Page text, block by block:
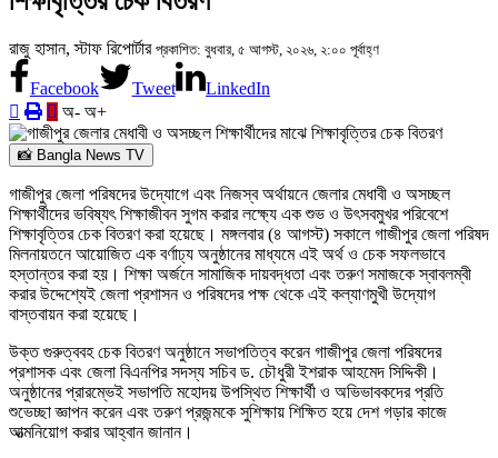
রাজু হাসান, স্টাফ রিপোর্টার প্রকাশিত: বুধবার, ৫ আগস্ট, ২০২৬, ২:০০ পূর্বাহ্ণ
Facebook Tweet
LinkedIn
অ- অ+
📸 Bangla News TV
গাজীপুর জেলা পরিষদের উদ্যোগে এবং নিজস্ব অর্থায়নে জেলার মেধাবী ও অসচ্ছল
শিক্ষার্থীদের ভবিষ্যৎ শিক্ষাজীবন সুগম করার লক্ষ্যে এক শুভ ও উৎসবমুখর পরিবেশে
শিক্ষাবৃত্তির চেক বিতরণ করা হয়েছে। মঙ্গলবার (৪ আগস্ট) সকালে গাজীপুর জেলা পরিষদ
মিলনায়তনে আয়োজিত এক বর্ণাঢ্য অনুষ্ঠানের মাধ্যমে এই অর্থ ও চেক সফলভাবে
হস্তান্তর করা হয়। শিক্ষা অর্জনে সামাজিক দায়বদ্ধতা এবং তরুণ সমাজকে স্বাবলম্বী
করার উদ্দেশ্যেই জেলা প্রশাসন ও পরিষদের পক্ষ থেকে এই কল্যাণমুখী উদ্যোগ
বাস্তবায়ন করা হয়েছে।
উক্ত গুরুত্ববহ চেক বিতরণ অনুষ্ঠানে সভাপতিত্ব করেন গাজীপুর জেলা পরিষদের
প্রশাসক এবং জেলা বিএনপির সদস্য সচিব ড. চৌধুরী ইশরাক আহমেদ সিদ্দিকী।
অনুষ্ঠানের প্রারম্ভেই সভাপতি মহোদয় উপস্থিত শিক্ষার্থী ও অভিভাবকদের প্রতি
শুভেচ্ছা জ্ঞাপন করেন এবং তরুণ প্রজন্মকে সুশিক্ষায় শিক্ষিত হয়ে দেশ গড়ার কাজে
আত্মনিয়োগ করার আহ্বান জানান।